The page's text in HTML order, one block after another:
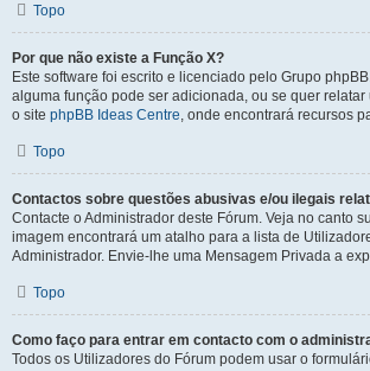
Topo
Por que não existe a Função X?
Este software foi escrito e licenciado pelo Grupo
alguma função pode ser adicionada, ou se quer relatar
o site phpBB Ideas Centre, onde encontrará recursos
Topo
Contactos sobre questões abusivas e/ou ilegais
Contacte o Administrador deste Fórum. Veja no canto
imagem encontrará um atalho para a lista de
Administrador. Envie-lhe uma Mensagem Privada a
Topo
Como faço para entrar em contacto com o
Todos os Utilizadores do Fórum podem usar o